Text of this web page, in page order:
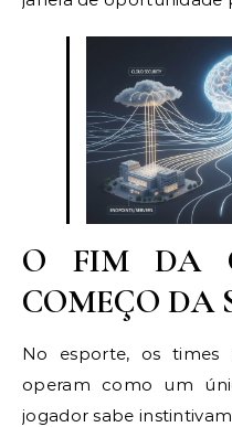
O FIM DA
COMEÇO DA
No esporte, os times
operam como um
jogador sabe